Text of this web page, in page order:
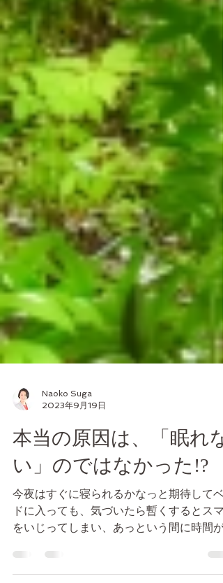
Naoko Suga
本当の原因は、「眠れな
い」のではなかった!?
今夜はすぐに寝られるかなっと期待してベ
ドに入っても、気づいたら暫くするとスマ